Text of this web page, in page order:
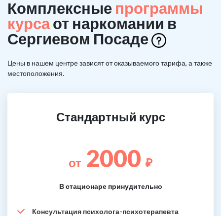
Комплексные программы
курсаот наркомании в
Сергиевом Посаде
Цены в нашем центре зависят от оказываемого тарифа, а также
местоположения.
Стандартный курс
от 2000 ₽
В стационаре принудительно
Консультация психолога-психотерапевта